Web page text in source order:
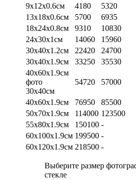
9х12х0.6см
4180 5320
13х18х0.6см
5700 6935
18х24х0.8см
9310 10830
24х30х1см
14060 15960
30х40х1.2см
22420 24700
30х40х1.9см
33250 35530
40х60х1.9см
фото
30х40см
54720 57000
40х60х1.9см 76950 85500
50х70х1.9см
114000 123500
55х80х1.9см
150100 -
60х100х1.9см 199500 -
60х120х1.9см 218500 -
Выберите размер
стекле